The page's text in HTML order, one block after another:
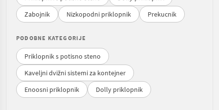
Zabojnik
Nizkopodni priklopnik Prekucnik
PODOBNE KATEGORIJE
Priklopnik s potisno steno
Kaveljni dvižni sistemi za kontejner
Enoosni priklopnik
Dolly priklopnik